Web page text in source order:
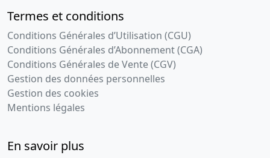
Termes et conditions
Conditions Générales d’Utilisation (CGU)
Conditions Générales d’Abonnement (CGA)
Conditions Générales de Vente (CGV)
Gestion des données personnelles
Gestion des cookies
Mentions légales
En savoir plus